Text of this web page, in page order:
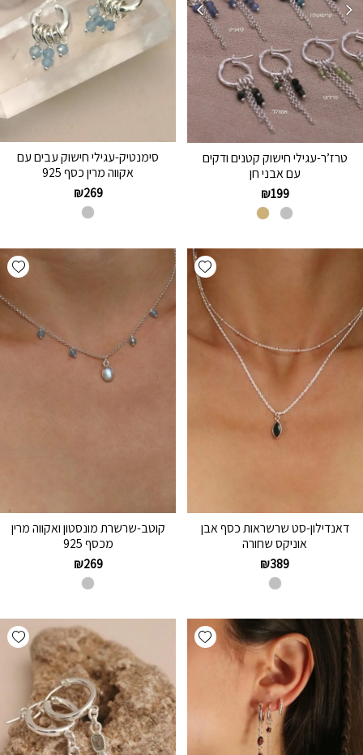
טרז’ר-עגילי חישוק קטנים ודקים
עם אבני חן
₪199
סימנטיק-עגילי חישוק עבים עם
אקווה מרין כסף 925
₪269
Add wishlist
דאנדילון-סט שרשראות כסף אבן
אוניקס שחורה
₪389
קוטב-שרשרת מונסטון ואקווה מרין
מכסף 925
₪269
Add wishlist